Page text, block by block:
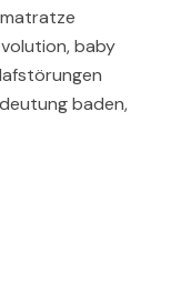
baby
baden,